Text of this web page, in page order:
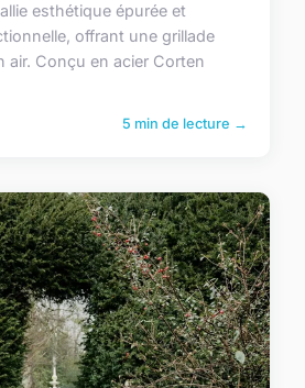
esthétique épurée et
offrant une grillade
air. Conçu en acier Corten
5 min de lecture →